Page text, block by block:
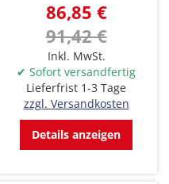
86,85 €
91,42 €
Inkl. MwSt.
✔ Sofort versandfertig
Lieferfrist 1-3 Tage
zzgl. Versandkosten
Details anzeigen